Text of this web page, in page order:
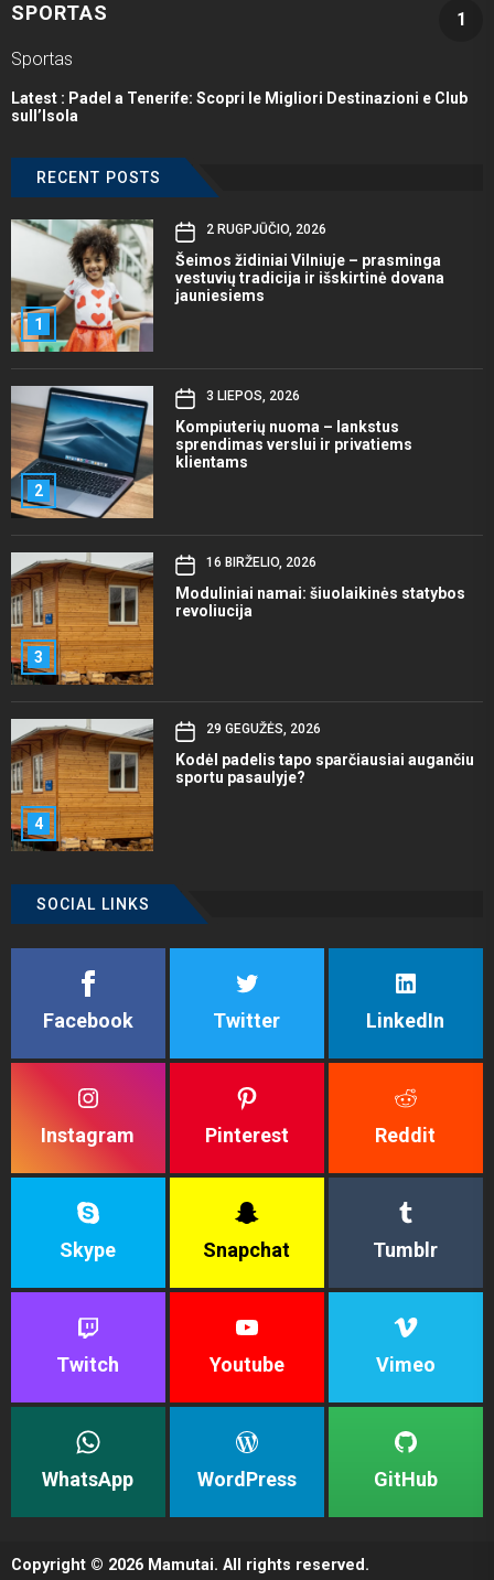
SPORTAS
1
Sportas
Latest : Padel a Tenerife: Scopri le Migliori Destinazioni e Club
sull’Isola
RECENT POSTS
1
2 RUGPJŪČIO, 2026
Šeimos židiniai Vilniuje – prasminga
vestuvių tradicija ir išskirtinė dovana
jauniesiems
2
3 LIEPOS, 2026
Kompiuterių nuoma – lankstus
sprendimas verslui ir privatiems
klientams
3
16 BIRŽELIO, 2026
Moduliniai namai: šiuolaikinės statybos
revoliucija
4
29 GEGUŽĖS, 2026
Kodėl padelis tapo sparčiausiai augančiu
sportu pasaulyje?
SOCIAL LINKS
Facebook Twitter LinkedIn
Instagram Pinterest Reddit
Skype Snapchat Tumblr
Twitch Youtube Vimeo
WhatsApp WordPress GitHub
Copyright © 2026 Mamutai. All rights reserved.